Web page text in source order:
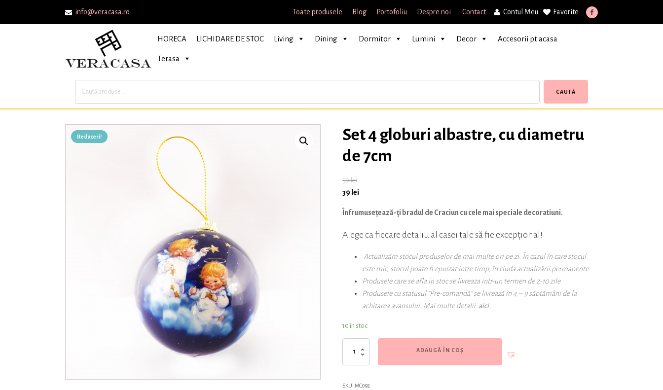
info@veracasa.ro Toate produsele Blog Portofoliu Despre noi Contact Contul Meu Favorite
HORECA LICHIDARE DE STOC Living Dining Dormitor Lumini Decor Accesorii pt acasa
Terasa
Caută
CAUTĂ
Reduceri!
Set 4 globuri albastre, cu diametru
de 7cm
59lei
39 lei
Înfrumusețează-ți bradul de Craciun cu cele mai speciale decoratiuni.
Alege ca fiecare detaliu al casei tale să fie excepțional!
Actualizăm stocul produselor de mai multe ori pe zi. În cazul în care stocul
este mic, stocul poate fi epuizat intre timp, în ciuda actualizării permanente.
Produsele care se afla in stoc se livreaza intr-un termen de 2-10 zile
Produsele cu statusul "Pre-comandă" se livrează în 4 – 9 săptămâni de la
achitarea avansului. Mai multe detalii aici.
10 în stoc
4
albastre,
ADAUGĂ ÎN COȘ
SKU: MC092